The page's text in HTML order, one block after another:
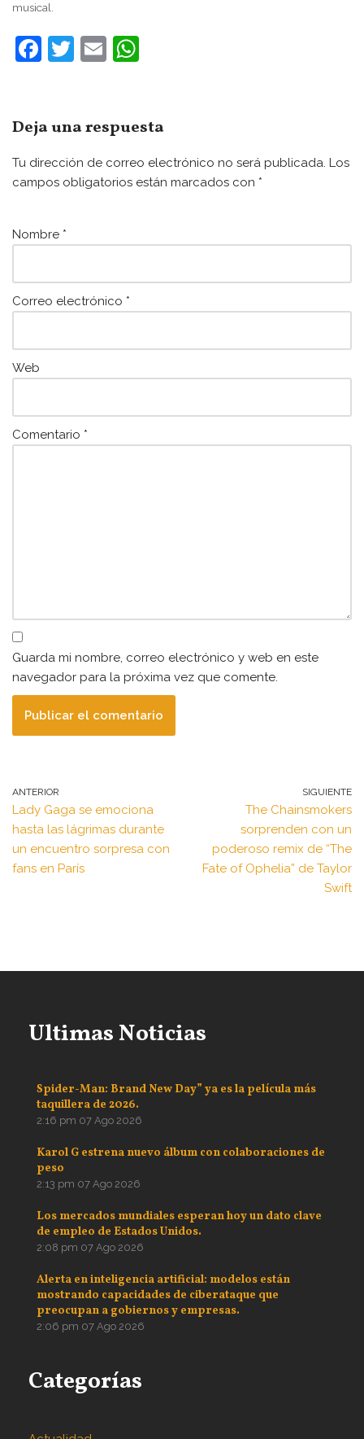
musical.
F
e
b
o
k
T
er
E
l
s
A
p
Deja una respuesta
Tu dirección de correo electrónico no será publicada. Los
campos obligatorios están marcados con *
Nombre *
Correo electrónico *
Web
Comentario *
Guarda mi nombre, correo electrónico y web en este
navegador para la próxima vez que comente.
ANTERIOR
Lady Gaga se emociona
hasta las lágrimas durante
un encuentro sorpresa con
fans en París
SIGUIENTE
The Chainsmokers
sorprenden con un
poderoso remix de “The
Fate of Ophelia” de Taylor
Swift
Ultimas Noticias
Spider-Man: Brand New Day” ya es la película más
taquillera de 2026.
2:16 pm 07 Ago 2026
Karol G estrena nuevo álbum con colaboraciones de
peso
2:13 pm 07 Ago 2026
Los mercados mundiales esperan hoy un dato clave
de empleo de Estados Unidos.
2:08 pm 07 Ago 2026
Alerta en inteligencia artificial: modelos están
mostrando capacidades de ciberataque que
preocupan a gobiernos y empresas.
2:06 pm 07 Ago 2026
Categorías